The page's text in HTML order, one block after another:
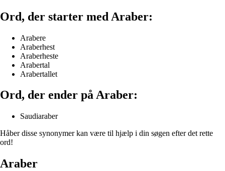
Ord, der starter med Araber:
Arabere
Araberhest
Araberheste
Arabertal
Arabertallet
Ord, der ender på Araber:
Saudiaraber
Håber disse synonymer kan være til hjælp i din søgen efter det rette
ord!
Araber